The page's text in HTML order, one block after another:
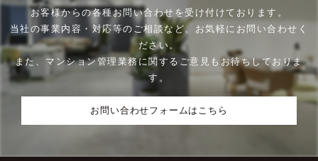
お客様からの各種お問い合わせを受け付けております。
当社の事業内容・対応等のご相談など、お気軽にお問い合わせく
ださい。
また、マンション管理業務に関するご意見もお待ちしておりま
す。
お問い合わせフォームはこちら